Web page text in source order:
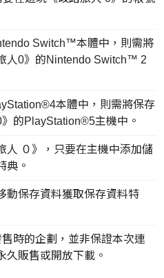
Switch™本體中，則需將
人0》的Nintendo Switch™ 2
本體中，則需將保存
的PlayStation®5主機中。​​​​​
０》，只要在主機中添加儲
典。
動保存資料獲取保存資料特
時的企劃，並非保證本次連
久販售或開放下載。